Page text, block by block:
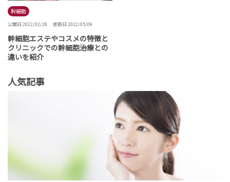
幹細胞
公開日 2022/02/28 更新日 2022/05/09
幹細胞エステやコスメの特徴と
クリニックでの幹細胞治療との
違いを紹介
人気記事